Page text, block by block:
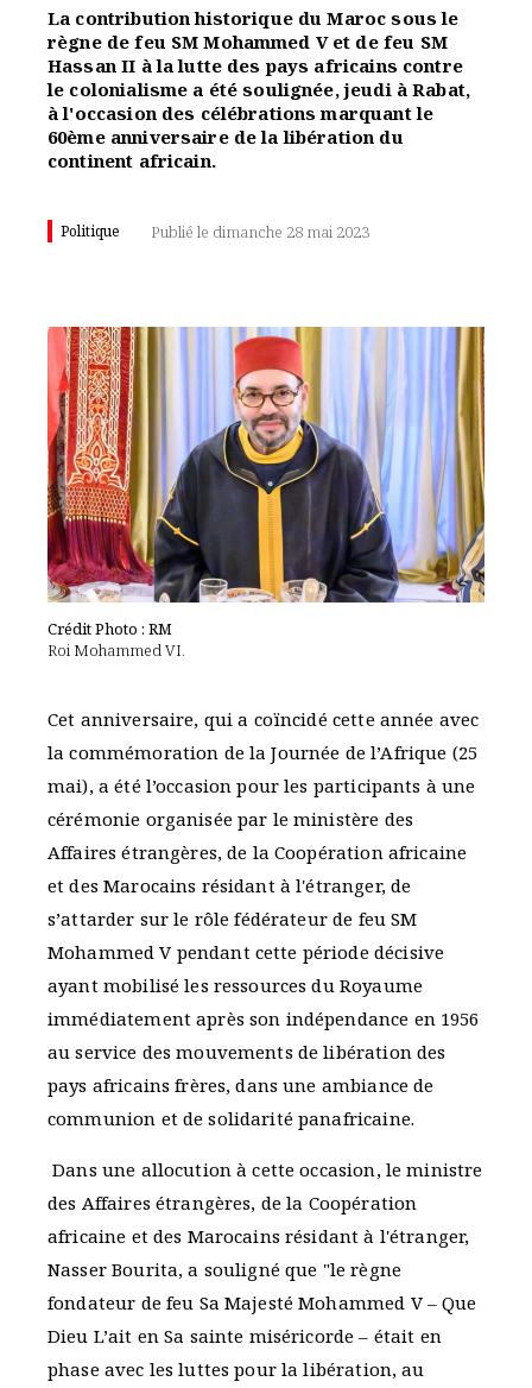
La contribution historique du Maroc sous le
règne de feu SM Mohammed V et de feu SM
Hassan II à la lutte des pays africains contre
le colonialisme a été soulignée, jeudi à Rabat,
à l'occasion des célébrations marquant le
60ème anniversaire de la libération du
continent africain.
Politique Publié le dimanche 28 mai 2023
Crédit Photo : RM
Roi Mohammed VI.
Cet anniversaire, qui a coïncidé cette année avec
la commémoration de la Journée de l’Afrique (25
mai), a été l’occasion pour les participants à une
cérémonie organisée par le ministère des
Affaires étrangères, de la Coopération africaine
et des Marocains résidant à l'étranger, de
s’attarder sur le rôle fédérateur de feu SM
Mohammed V pendant cette période décisive
ayant mobilisé les ressources du Royaume
immédiatement après son indépendance en 1956
au service des mouvements de libération des
pays africains frères, dans une ambiance de
communion et de solidarité panafricaine.
Dans une allocution à cette occasion, le ministre
des Affaires étrangères, de la Coopération
africaine et des Marocains résidant à l'étranger,
Nasser Bourita, a souligné que "le règne
fondateur de feu Sa Majesté Mohammed V – Que
Dieu L’ait en Sa sainte miséricorde – était en
phase avec les luttes pour la libération, au